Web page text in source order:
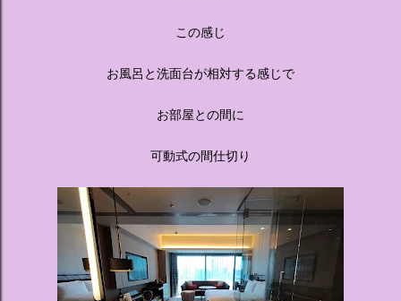
この感じ
お風呂と洗面台が相対する感じで
お部屋との間に
可動式の間仕切り